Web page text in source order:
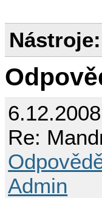
Nástroje:
Re:
Admin